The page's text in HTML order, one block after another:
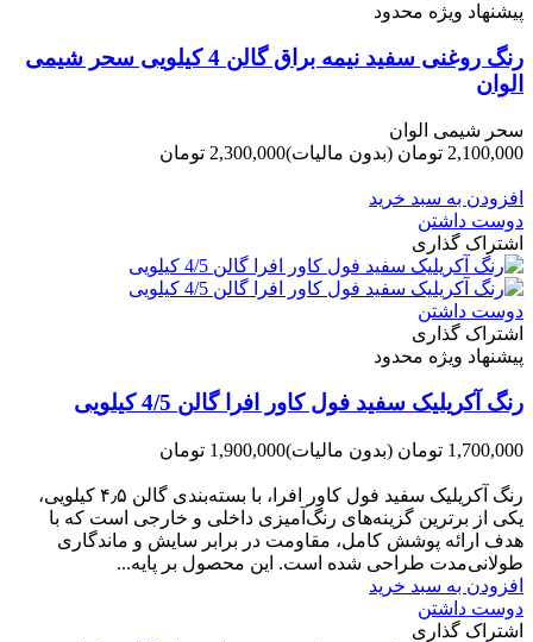
پیشنهاد ویژه محدود
رنگ روغنی سفید نیمه براق گالن 4 کیلویی سحر شیمی
الوان
سحر شیمی الوان
2,100,000 تومان
(بدون مالیات)2,300,000 تومان
افزودن به سبد خرید
دوست داشتن
اشتراک گذاری
دوست داشتن
اشتراک گذاری
پیشنهاد ویژه محدود
رنگ آکریلیک سفید فول کاور افرا گالن 4/5 کیلویی
1,700,000 تومان (بدون مالیات)1,900,000 تومان
رنگ آکریلیک سفید فول کاور افرا، با بسته‌بندی گالن ۴٫۵ کیلویی،
یکی از برترین گزینه‌های رنگ‌آمیزی داخلی و خارجی است که با
هدف ارائه پوشش کامل، مقاومت در برابر سایش و ماندگاری
طولانی‌مدت طراحی شده است. این محصول بر پایه...
افزودن به سبد خرید
دوست داشتن
اشتراک گذاری